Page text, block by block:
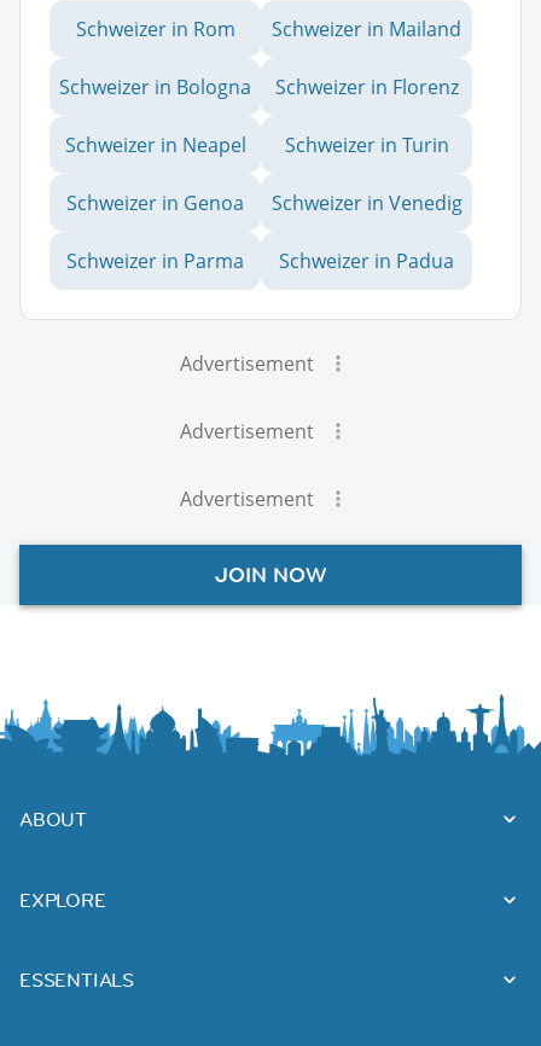
Schweizer in Rom Schweizer in Mailand
Schweizer in Bologna Schweizer in Florenz
Schweizer in Neapel Schweizer in Turin
Schweizer in Genoa Schweizer in Venedig
Schweizer in Parma Schweizer in Padua
Advertisement
Advertisement
Advertisement
JOIN NOW
ABOUT
EXPLORE
ESSENTIALS